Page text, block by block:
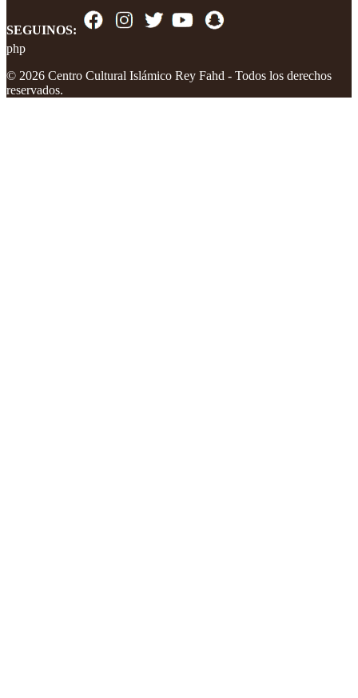
SEGUINOS:
php
© 2026 Centro Cultural Islámico Rey Fahd - Todos los derechos
reservados.